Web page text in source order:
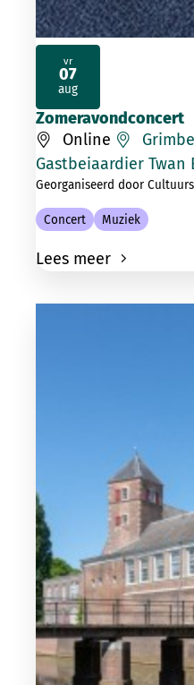
Zomeravondconcert
Online
Gastbeiaardier Twan
Georganiseerd door
Concert Muziek
Lees meer
vr
07
aug
2026